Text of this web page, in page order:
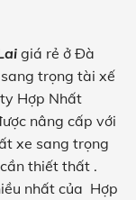
giá rẻ ở Đà
trọng tài xế
ty Hợp Nhất
nâng cấp với
xe sang trọng
thiết thất .
nhất của Hợp